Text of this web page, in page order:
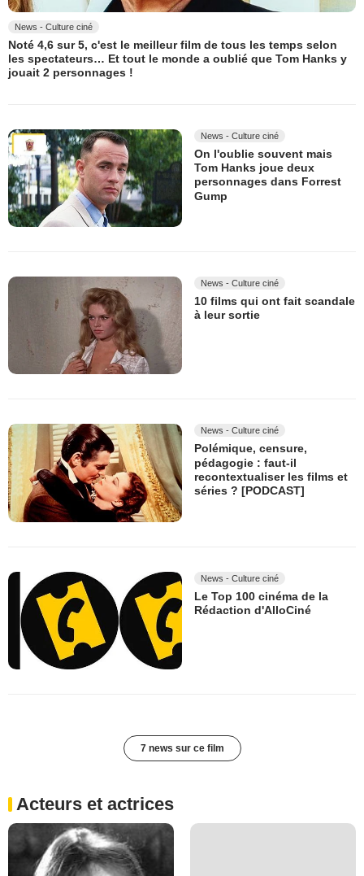
News - Culture ciné
Noté 4,6 sur 5, c'est le meilleur film de tous les temps selon
les spectateurs… Et tout le monde a oublié que Tom Hanks y
jouait 2 personnages !
News - Culture ciné
On l'oublie souvent mais
Tom Hanks joue deux
personnages dans Forrest
Gump
News - Culture ciné
10 films qui ont fait scandale
à leur sortie
News - Culture ciné
Polémique, censure,
pédagogie : faut-il
recontextualiser les films et
séries ? [PODCAST]
News - Culture ciné
Le Top 100 cinéma de la
Rédaction d'AlloCiné
7 news sur ce film
Acteurs et actrices